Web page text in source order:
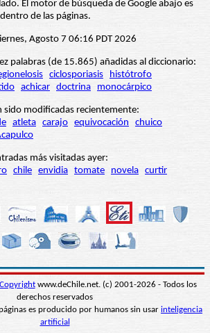
El motor de búsqueda de Google abajo es
de las páginas.
Agosto 7 06:16 PDT 2026
palabras (de 15.865) añadidas al diccionario:
ciclosporiasis
histótrofo
achicar doctrina monocárpico
sido modificadas recientemente:
atleta carajo equivocación
chuico
más visitadas ayer:
chile envidia tomate novela curtir
Copyrightwww.deChile.net. (c) 2001-2026 - Todos los
derechos reservados
es producido por humanos sin usar inteligencia
artificial